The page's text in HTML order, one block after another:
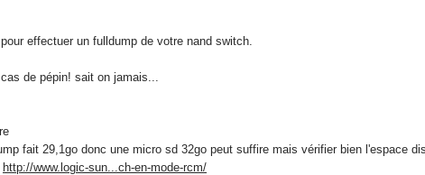
effectuer un fulldump de votre nand switch.
de pépin! sait on jamais...
fait 29,1go donc une micro sd 32go peut suffire mais vérifier bien l'espace
http://www.logic-sun...ch-en-mode-rcm/